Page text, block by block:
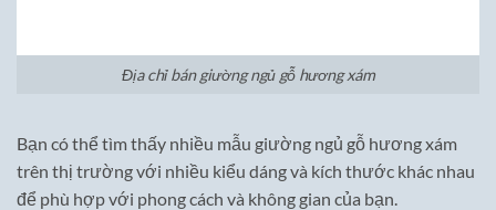
Địa chỉ bán giường ngủ gỗ hương xám
Bạn có thể tìm thấy nhiều mẫu giường ngủ gỗ hương xám
trên thị trường với nhiều kiểu dáng và kích thước khác nhau
để phù hợp với phong cách và không gian của bạn.